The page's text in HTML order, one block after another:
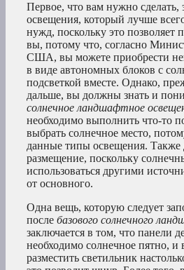
Первое, что вам нужно сделать,
освещения, который лучше
нужд, поскольку это позволяет
вы, потому что, согласно
США, вы можете приобрести
в виде автономных блоков с
подсветкой вместе. Однако,
дальше, вы должны знать и
солнечное ландшафтное
необходимо выполнить что-то
выбрать солнечное место,
данные типы освещения. Также
размещение, поскольку
использоваться другими
от основного.
Одна вещь, которую следует
после базового солнечного
заключается в том, что панели
необходимо солнечное пятно, и
разместить светильник